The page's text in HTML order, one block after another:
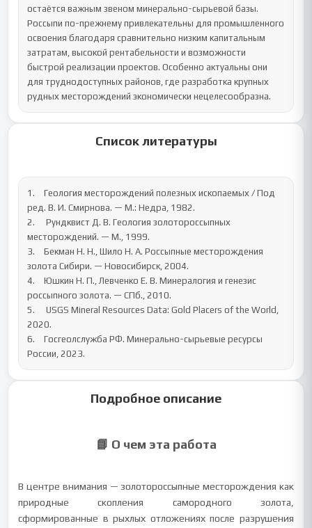
остаётся важным звеном минерально-сырьевой базы.
Россыпи по-прежнему привлекательны для промышленного
освоения благодаря сравнительно низким капитальным
затратам, высокой рентабельности и возможности
быстрой реализации проектов. Особенно актуальны они
для труднодоступных районов, где разработка крупных
рудных месторождений экономически нецелесообразна.
Список литературы
1.	Геология месторождений полезных ископаемых / Под
ред. В. И. Смирнова. — М.: Недра, 1982.
2.	 Рундквист Д. В. Геология золотороссыпных
месторождений. — М., 1999.
3.	Бекман Н. Н., Шило Н. А. Россыпные месторождения
золота Сибири. — Новосибирск, 2004.
4.	Юшкин Н. П., Левченко Е. В. Минералогия и генезис
россыпного золота. — СПб., 2010.
5.	 USGS Mineral Resources Data: Gold Placers of the World,
2020.
6.	Госгеолслужба РФ. Минерально-сырьевые ресурсы
России, 2023.
Подробное описание
📘 О чем эта работа
В центре внимания — золотороссыпные месторождения как
природные скопления самородного золота,
сформированные в рыхлых отложениях после разрушения